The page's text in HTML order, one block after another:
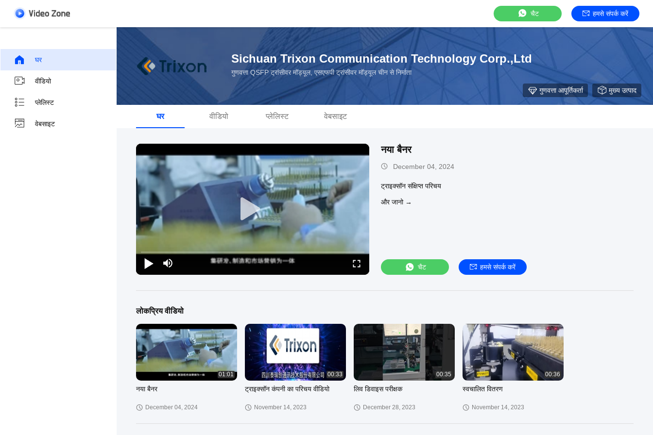
चैट हमसे संपर्क करें
घर
वीडियो
प्लेलिस्ट
वेबसाइट
Sichuan Trixon Communication Technology Corp.,Ltd
गुणवत्ता QSFP ट्रांसीवर मॉड्यूल, एसएफपी ट्रांसीवर मॉड्यूल चीन से निर्माता
गुणवत्ता आपूर्तिकर्ता मुख्य उत्पाद
घर वीडियो प्लेलिस्ट वेबसाइट
नया बैनर
December 04, 2024
ट्राइक्सॉन संक्षिप्त परिचय
और जानो →
चैट हमसे संपर्क करें
लोकप्रिय वीडियो
01:01
नया बैनर
December 04, 2024
00:33
ट्राइक्सॉन कंपनी का परिचय वीडियो
November 14, 2023
00:35
लिव डिवाइस परीक्षक
December 28, 2023
00:36
स्वचालित वितरण
November 14, 2023